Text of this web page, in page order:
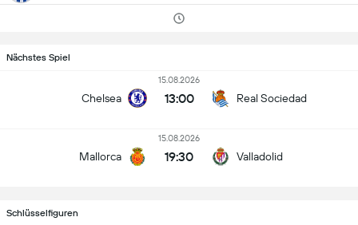
Nächstes Spiel
Chelsea
15.08.2026
13:00 Real Sociedad
Mallorca
15.08.2026
19:30 Valladolid
Schlüsselfiguren